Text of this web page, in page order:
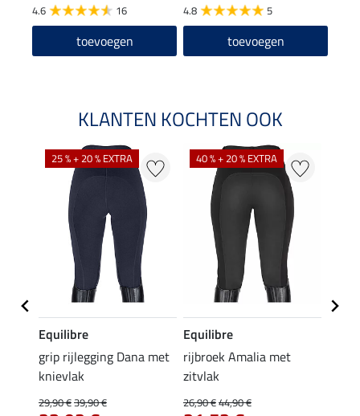
4.6 16
toevoegen
4.8 5
toevoegen
KLANTEN KOCHTEN OOK
25 % + 20 % EXTRA
Equilibre
grip rijlegging Dana met
knievlak
29,90 €39,90 €
40 % + 20 % EXTRA
Equilibre
rijbroek Amalia met
zitvlak
26,90 €44,90 €